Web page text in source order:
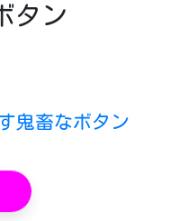
タン
鬼畜なボタン